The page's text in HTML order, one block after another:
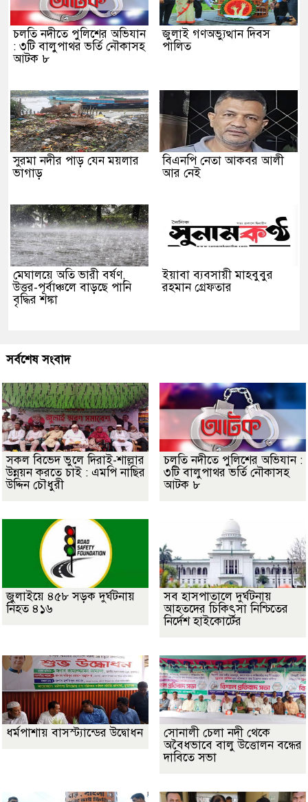
চলতি নদীতে পুলিশের অভিযান
: ৩টি বালুপাথর ভর্তি নৌকাসহ
আটক ৮
জুলাই গণঅভ্যুত্থান দিবস
পালিত
সুরমা নদীর পাড় যেন ময়লার
ভাগাড়
বিএনপি নেতা আকবর আলী
আর নেই
মেঘালয়ে অতি ভারী বর্ষণ,
উত্তর-পূর্বাঞ্চলে বাড়ছে পানি
বৃদ্ধির শঙ্কা
ইয়াবা ব্যবসায়ী মাহবুবুর
রহমান গ্রেফতার
সর্বশেষ সংবাদ
সকল বিভেদ ভুলে দিরাই-শাল্লার
উন্নয়ন করতে চাই : এমপি নাছির
উদ্দিন চৌধুরী
চলতি নদীতে পুলিশের অভিযান :
৩টি বালুপাথর ভর্তি নৌকাসহ
আটক ৮
জুলাইয়ে ৪৫৮ সড়ক দুর্ঘটনায়
নিহত ৪১৬
সব হাসপাতালে দুর্ঘটনায়
আহতদের চিকিৎসা নিশ্চিতের
নির্দেশ হাইকোর্টের
ধর্মপাশায় বাসস্ট্যান্ডের উদ্বোধন
সোনালী চেলা নদী থেকে
অবৈধভাবে বালু উত্তোলন বন্ধের
দাবিতে সভা